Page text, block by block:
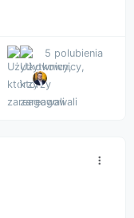
5 polubienia